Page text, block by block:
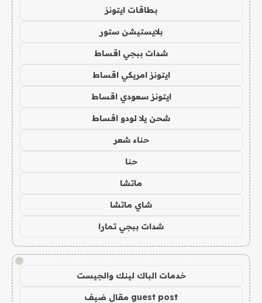
بطاقات ايتونز
بلايستيشن ستور
شدات ببجي اقساط
ايتونز امريكي اقساط
ايتونز سعودي اقساط
شحن يلا لودو اقساط
حناء شعر
حنا
ماتشا
شاي ماتشا
شدات ببجي تمارا
!
خدمات الباك لينك والجيست
guest post مقال ضيف